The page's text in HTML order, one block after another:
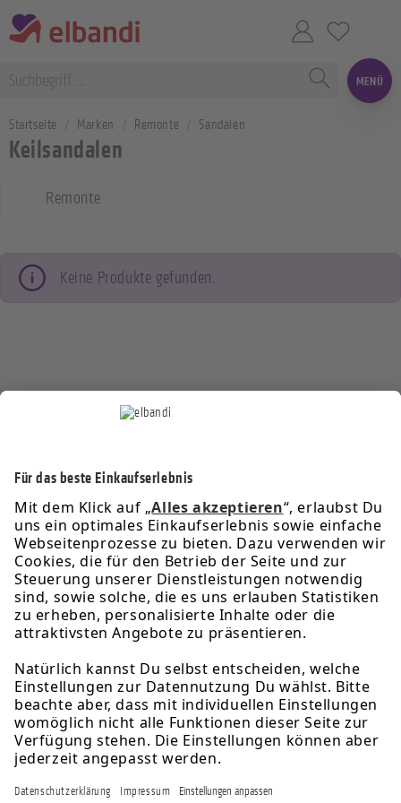
MENÜ
Startseite Marken Remonte Sandalen
Keilsandalen
Remonte
Keine Produkte gefunden.
Service-Hotline
Informationen
Rechtliches
Über uns
Newsletter
Folge uns für exklusive Angebote & Aktionen: